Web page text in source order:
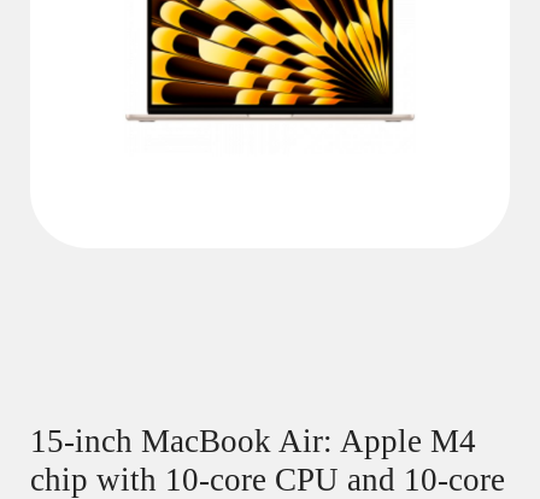
15-inch MacBook Air: Apple M4
chip with 10-core CPU and 10-core